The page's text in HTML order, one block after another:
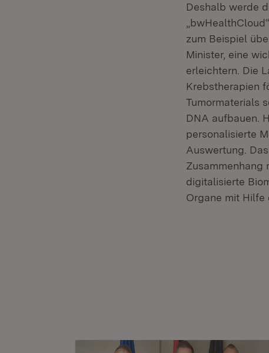
Deshalb werde
zum Beispiel
Minister, eine
erleichtern. Die
Krebstherapien
Tumormaterials
DNA aufbauen.
personalisierte
Auswertung.
Zusammenhang
digitalisierte
Organe mit Hilfe